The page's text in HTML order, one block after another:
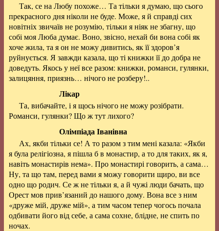
Так, се на Любу похоже… Та тільки я думаю, що сього
прекрасного дня ніколи не буде. Може, я й справді сих
новітніх звичаїв не розумію, тільки я ніяк не збагну, що
собі моя Люба думає. Воно, звісно, нехай би вона собі як
хоче жила, та я он не можу дивитись, як її здоров’я
руйнується. Я завжди казала, що ті книжки її до добра не
доведуть. Якось у неї все разом: книжки, романси, гулянки,
залицяння, приязнь… нічого не розберу!..
Лікар
Та, вибачайте, і я щось нічого не можу розібрати.
Романси, гулянки? Що ж тут лихого?
Олімпіада Іванівна
Ах, якби тільки се! А то разом з тим мені казала: «Якби
я була релігіозна, я пішла б в монастир, а то для таких, як я,
навіть монастирів нема». Про монастирі говорить, а сама…
Ну, та що там, перед вами я можу говорити щиро, ви все
одно що родич. Се ж не тільки я, а й чужі люди бачать, що
Орест мов прив’язаний до нашого дому. Вона все з ним
«друже мій, друже мій», а тим часом тепер чогось почала
одбивати його від себе, а сама сохне, блідне, не спить по
ночах.